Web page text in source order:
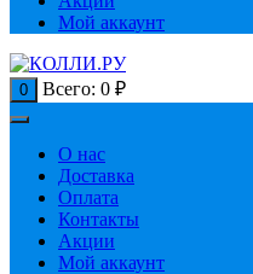
Мой аккаунт
0 Всего: 0 ₽
О нас
Доставка
Оплата
Контакты
Акции
Мой аккаунт